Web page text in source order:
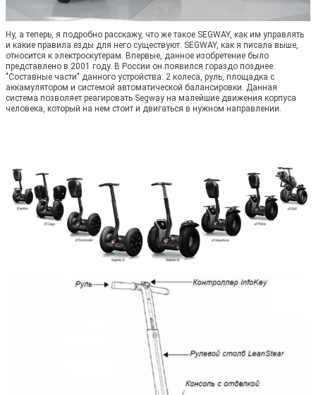
Ну, а теперь, я подробно расскажу, что же такое SEGWAY, как им управлять
и какие правила езды для него существуют. SEGWAY, как я писала выше,
относится к электроскутерам. Впервые, данное изобретение было
представлено в 2001 году. В России он появился гораздо позднее.
"Составные части" данного устройства: 2 колеса, руль, площадка с
аккамулятором и системой автоматической балансировки. Данная
система позволяет реагировать Segway на малейшие движения корпуса
человека, который на нем стоит и двигаться в нужном направлении.